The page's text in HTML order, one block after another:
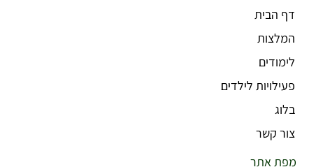
דף הבית
המלצות
לימודים
פעילויות לילדים
בלוג
צור קשר
מפת אתר